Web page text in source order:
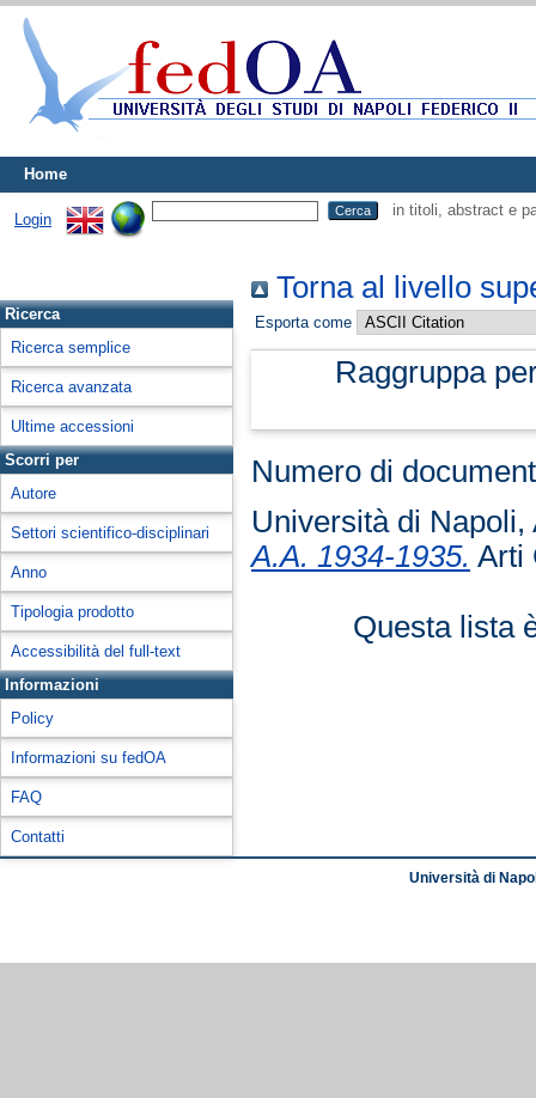
Home
Login
in titoli, abstract e
Ricerca
Ricerca semplice
Ricerca avanzata
Ultime accessioni
Scorri per
Autore
Settori scientifico-disciplinari
Anno
Tipologia prodotto
Accessibilità del full-text
Informazioni
Policy
Informazioni su fedOA
FAQ
Contatti
Torna al livello
Esporta come
Raggruppa
Numero di
Università di Napoli,
A.A. 1934-1935. Arti
Questa lista
Università di